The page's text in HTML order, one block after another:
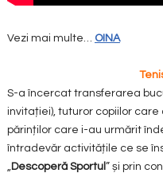
Vezi mai multe… OINA
S-a încercat transferarea
invitației), tuturor copiilor
părinților care i-au urmărit
întradevăr activitățile ce se
„Descoperă Sportul ” și prin